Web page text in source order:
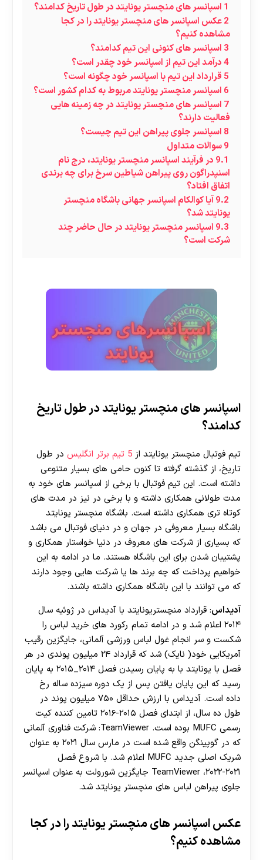
1 اسپانسر های منچستر یونایتد در طول تاریخ کدامند؟
2عکس اسپانسر های منچستر یونایتد را در کجا
مشاهده کنیم؟
3 اسپانسر های کنونی این تیم کدامند؟
4درآمد این تیم از اسپانسر خود چقدر است؟
5 قرارداد این تیم با اسپانسر خود چگونه است؟
6 اسپانسر منچستر یونایتد مربوط به کدام کشور است؟
7 اسپانسر های منچستر یونایتد در چه زمینه هایی
فعالیت دارند؟
8 اسپانسر جلوی پیراهن این تیم چیست؟
9سوالات متداول
9.1 در فرآیند اسپانسر منچستر یونایتد، درج نام
اسنپدراگون روی پیراهن شیاطین سرخ برای چه برندی
اتفاق افتاد؟
9.2آیا کوالکام اسپانسر جهانی باشگاه منچستر
یونایتد شد؟
9.3 اسپانسر منچستر یونایتد در حال حاضر چند
شرکت است؟
اسپانسر های منچستر یونایتد در طول تاریخ
کدامند؟
تیم فوتبال منچستر یونایتد از 5 تیم برتر انگلیس
در طول
تاریخ، از گذشته گرفته تا کنون حامی های بسیار متنوعی
داشته است. این تیم فوتبال با برخی از اسپانسر های خود به
مدت طولانی همکاری داشته و با برخی در نیز در مدت های
کوتاه تری همکاری داشته است. باشگاه منچستر یونایتد
باشگاه بسیار معروفی در جهان و در دنیای فوتبال می باشد
که بسیاری از شرکت های معروف در دنیا خواستار همکاری و
پشتیبان شدن برای این باشگاه هستند. ما در ادامه به این
خواهیم پرداخت که چه برند ها یا شرکت هایی وجود دارند
که می توانند با این باشگاه همکاری داشته باشند.
آدیداس: قرارداد منچستریونایتد با آدیداس در ژوئیه سال
۲۰۱۴ اعلام شد و در ادامه تمام رکورد های خرید لباس را
شکست و سر انجام غول لباس ورزشی آلمانی، جایگزین رقیب
آمریکایی خود( نایک) شد که قرارداد ۲۴ میلیون پوندی در هر
فصل با یونایتد با به پایان رسیدن فصل ۲۰۱۴_۲۰۱۵ به پایان
رسید که این پایان یافتن پس از یک دوره سیزده ساله رخ
داده است. آدیداس با ارزش حداقل ۷۵۰ میلیون پوند در
طول ده سال، از ابتدای فصل ۲۰۱۵-۲۰۱۶ تامین کننده کیت
رسمی MUFC بوده است. TeamViewer: شرکت فناوری آلمانی
که در گوپینگن واقع شده است در مارس سال ۲۰۲۱ به عنوان
شریک اصلی جدید MUFC اعلام شد. با شروع فصل
۲۰۲۱-۲۰۲۲، TeamViewer جایگزین شورولت به عنوان اسپانسر
جلوی پیراهن لباس های منچستر یونایتد شد.
عکس اسپانسر های منچستر یونایتد را در کجا
مشاهده کنیم؟